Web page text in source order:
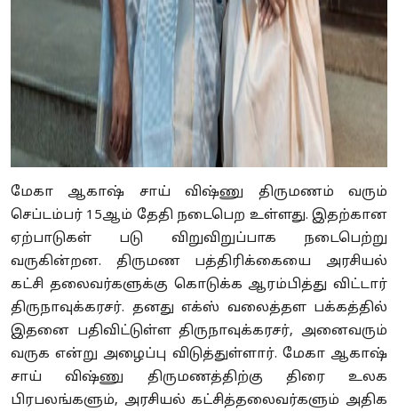
மேகா ஆகாஷ் சாய் விஷ்ணு திருமணம் வரும்
செப்டம்பர் 15ஆம் தேதி நடைபெற உள்ளது. இதற்கான
ஏற்பாடுகள் படு விறுவிறுப்பாக நடைபெற்று
வருகின்றன. திருமண பத்திரிக்கையை அரசியல்
கட்சி தலைவர்களுக்கு கொடுக்க ஆரம்பித்து விட்டார்
திருநாவுக்கரசர். தனது எக்ஸ் வலைத்தள பக்கத்தில்
இதனை பதிவிட்டுள்ள திருநாவுக்கரசர், அனைவரும்
வருக என்று அழைப்பு விடுத்துள்ளார். மேகா ஆகாஷ்
சாய் விஷ்ணு திருமணத்திற்கு திரை உலக
பிரபலங்களும், அரசியல் கட்சித்தலைவர்களும் அதிக